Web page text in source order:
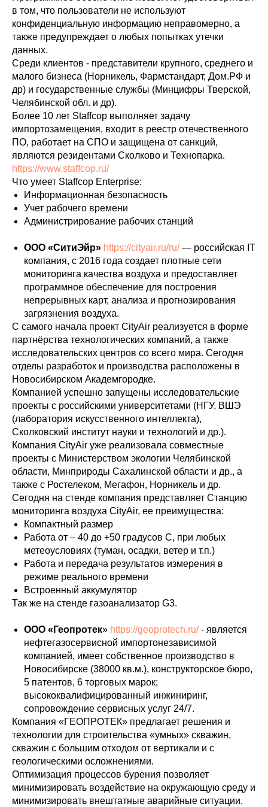
в том, что пользователи не используют
конфиденциальную информацию неправомерно, а
также предупреждает о любых попытках утечки
данных.
Среди клиентов - представители крупного, среднего и
малого бизнеса (Норникель, Фармстандарт, Дом.РФ и
др) и государственные службы (Минцифры Тверской,
Челябинской обл. и др).
Более 10 лет Staffcop выполняет задачу
импортозамещения, входит в реестр отечественного
ПО, работает на СПО и защищена от санкций,
являются резидентами Сколково и Технопарка.
https://www.staffcop.ru/
Что умеет Staffcop Enterprise:
Информационная безопасность
Учет рабочего времени
Администрирование рабочих станций
ООО «СитиЭйр» https://cityair.ru/ru/— российская IT
компания, с 2016 года создает плотные сети
мониторинга качества воздуха и предоставляет
программное обеспечение для построения
непрерывных карт, анализа и прогнозирования
загрязнения воздуха.
С самого начала проект CityAir реализуется в форме
партнёрства технологических компаний, а также
исследовательских центров со всего мира. Сегодня
отделы разработок и производства расположены в
Новосибирском Академгородке.
Компанией успешно запущены исследовательские
проекты с российскими университетами (НГУ, ВШЭ
(лаборатория искусственного интеллекта),
Сколковский институт науки и технологий и др.).
Компания CityAir уже реализовала совместные
проекты с Министерством экологии Челябинской
области, Минприроды Сахалинской области и др., а
также с Ростелеком, Мегафон, Норникель и др.
Сегодня на стенде компания представляет Станцию
мониторинга воздуха CityAir, ее преимущества:
Компактный размер
Работа от – 40 до +50 градусов C, при любых
метеоусловиях (туман, осадки, ветер и т.п.)
Работа и передача результатов измерения в
режиме реального времени
Встроенный аккумулятор
Так же на стенде газоанализатор G3.
ООО «Геопротек» https://geoprotech.ru/- является
нефтегазосервисной импортонезависимой
компанией, имеет собственное производство в
Новосибирске (38000 кв.м.), конструкторское бюро,
5 патентов, 6 торговых марок;
высококвалифицированный инжиниринг,
сопровождение сервисных услуг 24/7.
Компания «ГЕОПРОТЕК» предлагает решения и
технологии для строительства «умных» скважин,
скважин с большим отходом от вертикали и с
геологическими осложнениями.
Оптимизация процессов бурения позволяет
минимизировать воздействие на окружающую среду и
минимизировать внештатные аварийные ситуации.